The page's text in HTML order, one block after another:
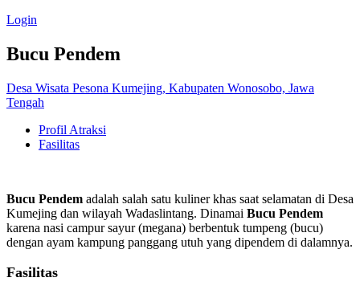
Login
Bucu Pendem
Desa Wisata Pesona Kumejing, Kabupaten Wonosobo, Jawa
Tengah
Profil Atraksi
Fasilitas
Bucu Pendem adalah salah satu kuliner khas saat selamatan di Desa
Kumejing dan wilayah Wadaslintang. Dinamai Bucu Pendem
karena nasi campur sayur (megana) berbentuk tumpeng (bucu)
dengan ayam kampung panggang utuh yang dipendem di dalamnya.
Fasilitas